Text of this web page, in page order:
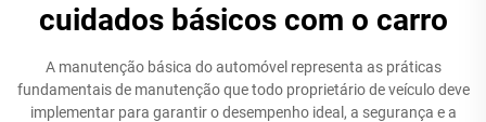
cuidados básicos com o carro
A manutenção básica do automóvel representa as práticas
fundamentais de manutenção que todo proprietário de veículo deve
implementar para garantir o desempenho ideal, a segurança e a